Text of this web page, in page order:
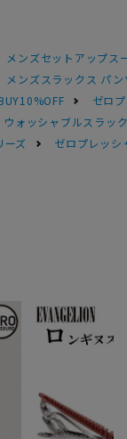
メンズセットアップス
メンズスラックス パン
ゼロ
ウォッシャブルスラッ
ーズ ゼロプレッシ